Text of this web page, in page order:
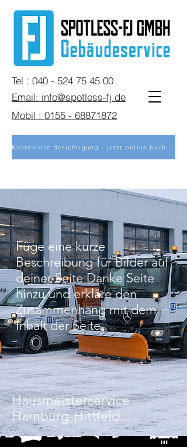
Mobil : 0155 - 68871872
Tel : 040 - 524 75 45 00
Email: info@spotless-fj.de
Kostenlose Besichtigung - jetzt online buchen
Füge eine kurze
Beschreibung für Bilder auf
deiner Seite Danke Seite
hinzu und erkläre den
Zusammenhang mit dem
Inhalt der Seite.
Hausmeisterservice
Hamburg-Hittfeld